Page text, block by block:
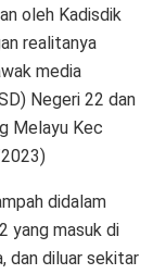
oleh Kadisdik
realitanya
media
Negeri 22 dan
Melayu Kec
didalam
yang masuk di
dan diluar sekitar